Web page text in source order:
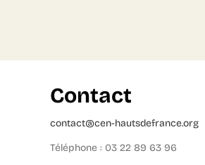
Contact
contact@cen-hautsdefrance.org
Téléphone : 03 22 89 63 96